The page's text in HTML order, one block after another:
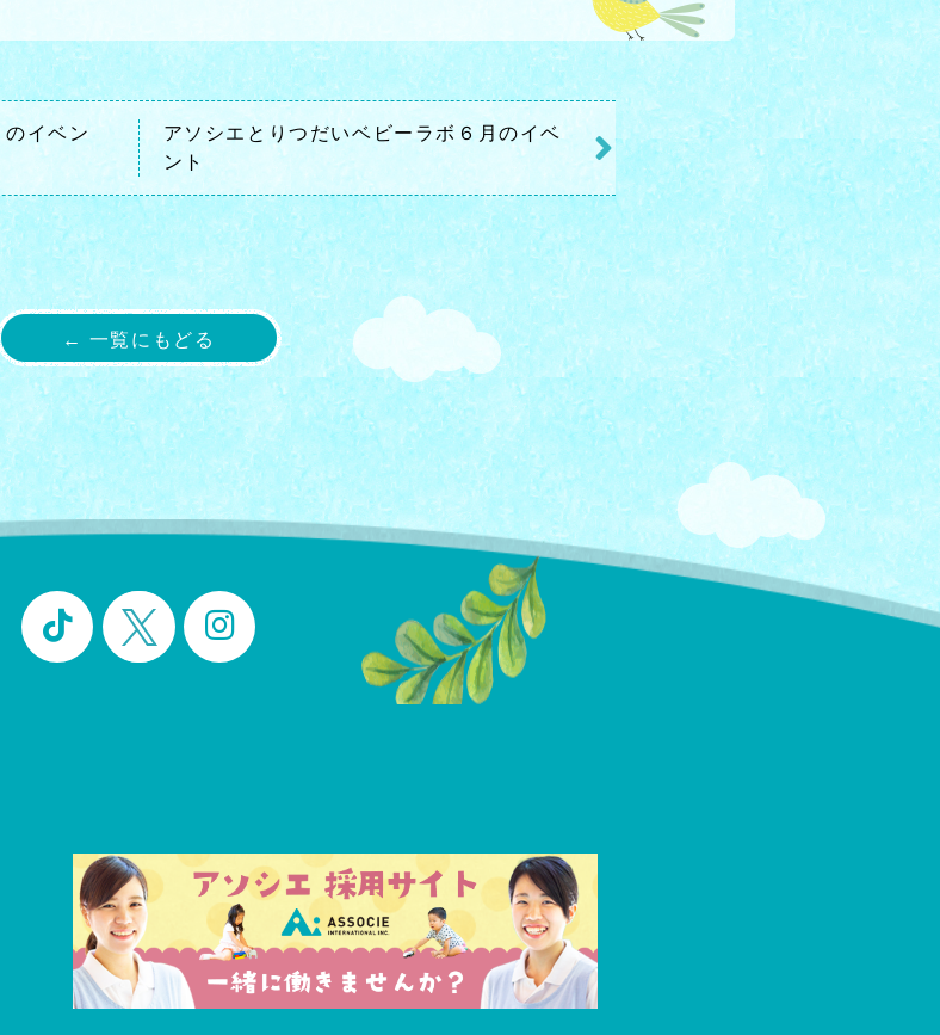
イベン
アソシエとりつだいベビーラボ６月のイベ
ント
← 一覧にもどる